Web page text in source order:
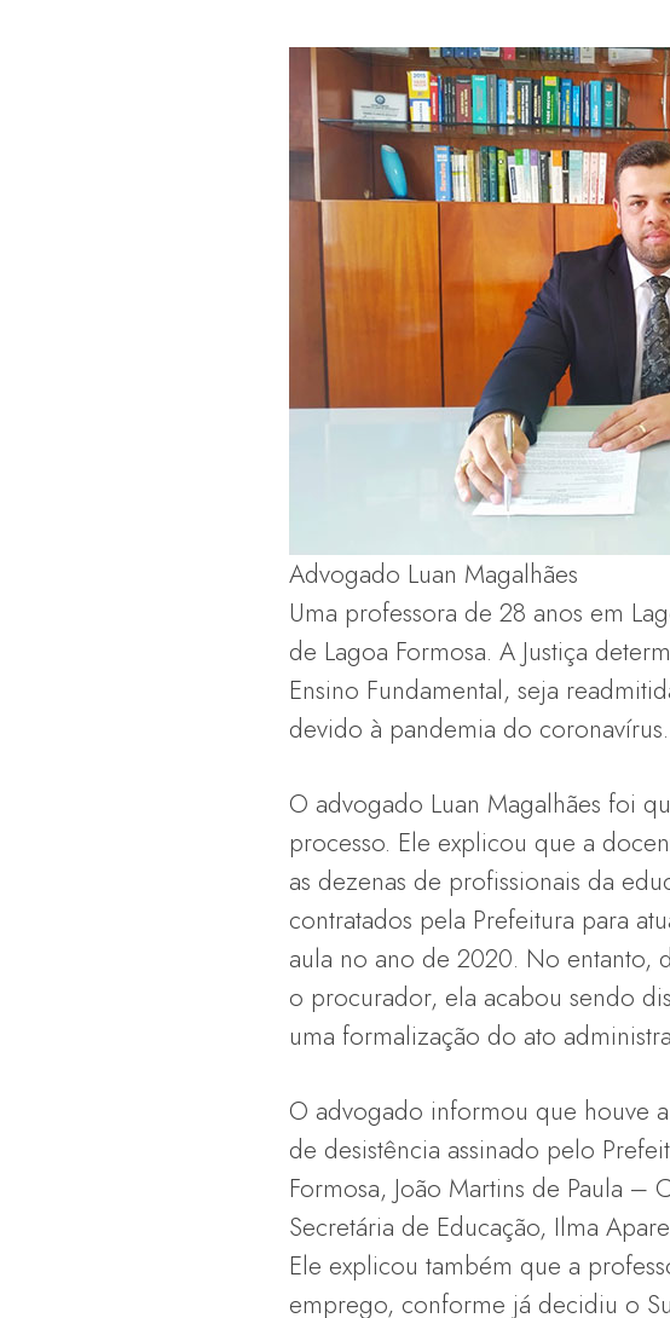
Advogado Luan Magalhães
Uma professora de 28 anos em
de Lagoa Formosa. A Justiça
Ensino Fundamental, seja
devido à pandemia do
O advogado Luan Magalhães foi
processo. Ele explicou que a
as dezenas de profissionais da
contratados pela Prefeitura para
aula no ano de 2020. No entanto,
o procurador, ela acabou sendo
uma formalização do ato
O advogado informou que houve
de desistência assinado pelo
Formosa, João Martins de Paula –
Secretária de Educação, Ilma
Ele explicou também que a
emprego, conforme já decidiu o